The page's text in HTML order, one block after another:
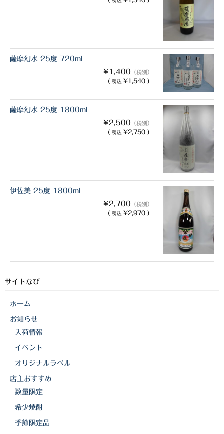
薩摩幻水 25度 720ml
¥1,400 （税別）
( 税込 ¥1,540 )
薩摩幻水 25度 1800ml
¥2,500 （税別）
( 税込 ¥2,750 )
伊佐美 25度 1800ml
¥2,700 （税別）
( 税込 ¥2,970 )
サイトなび
ホーム
お知らせ
入荷情報
イベント
オリジナルラベル
店主おすすめ
数量限定
希少焼酎
季節限定品